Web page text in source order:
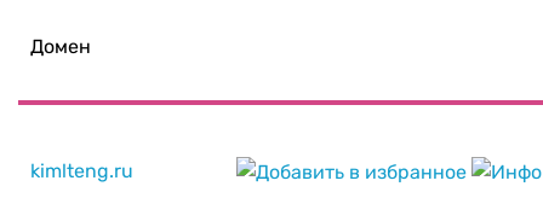
Домен
kimlteng.ru